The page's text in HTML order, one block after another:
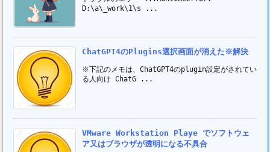
D:\a\_work\1\s ...
ChatGPT4のPlugins選択画面が消えた※解決
※下記のメモは、ChatGPT4のplugin設定がされてい
る人向け ChatG ...
VMware Workstation Playe でソフトウェ
ア又はブラウザが透明になる不具合